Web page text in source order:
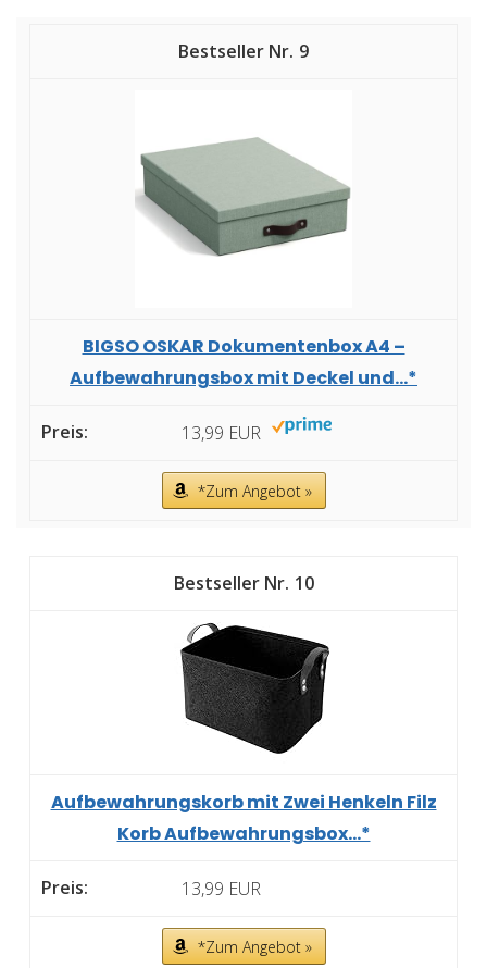
9
BIGSO OSKAR Dokumentenbox A4 –
Aufbewahrungsbox mit Deckel und...*
13,99 EUR
*Zum Angebot »
10
Aufbewahrungskorb mit Zwei Henkeln Filz
Korb Aufbewahrungsbox...*
13,99 EUR
*Zum Angebot »